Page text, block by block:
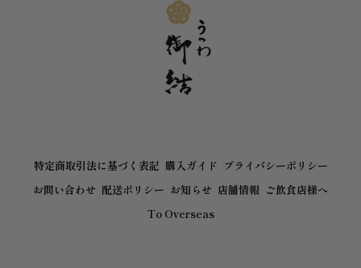
特定商取引法に基づく表記 購入ガイド プライバシーポリシー
お問い合わせ 配送ポリシー お知らせ 店舗情報 ご飲食店様へ
To Overseas